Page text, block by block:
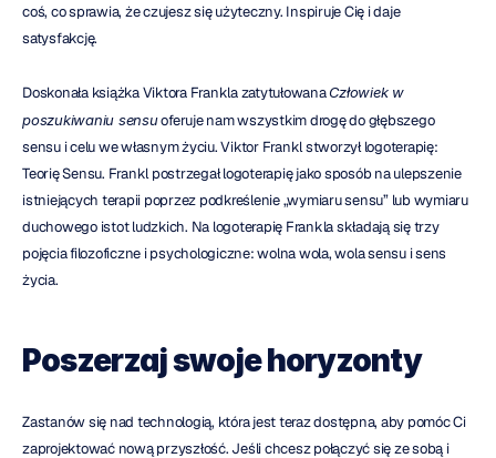
coś, co sprawia, że czujesz się użyteczny. Inspiruje Cię i daje
satysfakcję.
Doskonała książka Viktora Frankla zatytułowana Człowiek w
poszukiwaniu sensu oferuje nam wszystkim drogę do głębszego
sensu i celu we własnym życiu. Viktor Frankl stworzył logoterapię:
Teorię Sensu. Frankl postrzegał logoterapię jako sposób na ulepszenie
istniejących terapii poprzez podkreślenie „wymiaru sensu” lub wymiaru
duchowego istot ludzkich. Na logoterapię Frankla składają się trzy
pojęcia filozoficzne i psychologiczne: wolna wola, wola sensu i sens
życia.
Poszerzaj swoje horyzonty
Zastanów się nad technologią, która jest teraz dostępna, aby pomóc Ci
zaprojektować nową przyszłość. Jeśli chcesz połączyć się ze sobą i